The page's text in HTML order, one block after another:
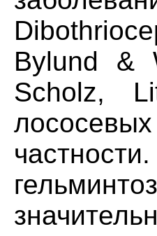
Bylund &
Scholz,